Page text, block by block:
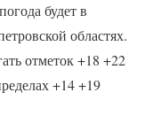
будет в
областях.
отметок +18 +22
+14 +19